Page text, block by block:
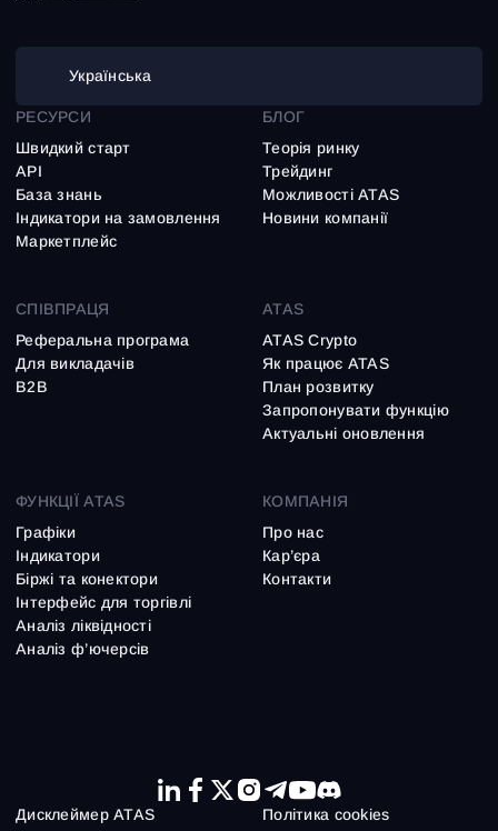
Українська
ФУНКЦІЇ ATAS
Графіки
Індикатори
Біржі та конектори
Інтерфейс для торгівлі
Аналіз ліквідності
Аналіз ф’ючерсів
РЕСУРСИ
Швидкий старт
API
База знань
Iндикатори на замовлення
Маркетплейс
БЛОГ
Теорія ринку
Трейдинг
Можливості ATAS
Новини компанії
СПІВПРАЦЯ
Реферальна програма
Для викладачів
B2B
ATAS
ATAS Crypto
Як працює ATAS
План розвитку
Запропонувати функцію
Актуальні оновлення
КОМПАНІЯ
Про нас
Кар’єра
Контакти
Дисклеймер ATAS Політика cookies
Увійти
Відновити пароль